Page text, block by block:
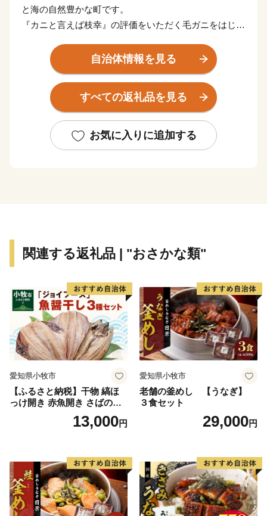
と海の自然豊かな町です。
『カニと言えば枝幸』の評価をいただく毛ガニをはじ
の幸に恵まれています。
また、カニの町枝幸が作った毛がにの食べ方講座『毛ガ
ニ道場』をテキスト、動画でご用意しています。枝幸町
■ワンストップ特例申請のペーパーレス化について
ワンストップ特例申請を希望された方には、後日、手
をお送りいたします。はがきが届きましたら、以下のい
ずれかの方法でお手続きをお願い申し上げます。
1. オンラインで申請する（推奨・最短1分）
スマートフォンアプリ「IAM（アイアム）」を利用
し、マイナンバーカードをかざすだけで、紙の提出や切
2. ご自身でダウンロードして郵送する
「ふるまど」等のサイトより申請書をダウンロード・
の郵送を希望される場合は、お手数ですが「受領証明書
（はがき）」が届き次第、記載されている案内窓口まで
お申し付けください。
自治体情報を見る
すべての返礼品を見る
お気に入りに追加する
関連する返礼品 | "おさかな類"
愛知県小牧市
【ふるさと納税】干物 縞ほ
っけ開き 赤魚開き さばの開
き 魚醤干し 3種 セット 詰め
合わせ 魚 おかず 肉厚 おいし
取り寄せグルメ 魚醤 ナンプ
ラー 愛知県 小牧市 冷凍 送料
無料
13,000円
愛知県小牧市
老舗の釜めし 【うなぎ】
３食セット
29,000円